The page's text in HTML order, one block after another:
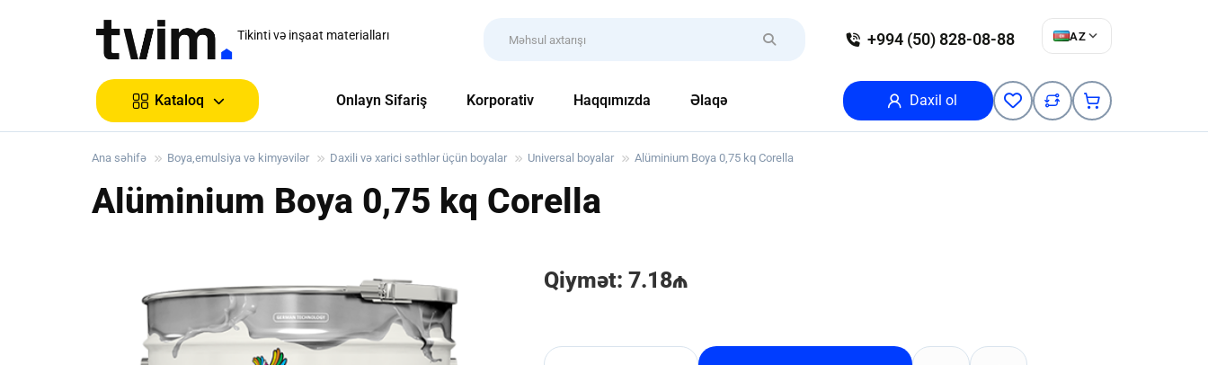
Tikinti və inşaat materialları +994 (50) 828-08-88 AZ
Kataloq Onlayn Sifariş Korporativ Haqqımızda Əlaqə Daxil ol
Ana səhifə Boya,emulsiya və kimyəvilər Daxili və xarici səthlər üçün boyalar Universal boyalar Alüminium Boya 0,75 kq Corella
Alüminium Boya 0,75 kq Corella
Qiymət: 7.18₼